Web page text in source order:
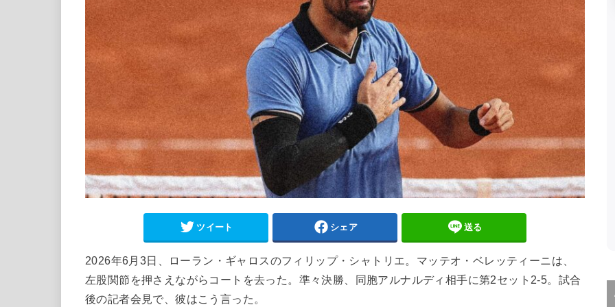
ツイート シェア 送る
2026年6月3日、ローラン・ギャロスのフィリップ・シャトリエ。マッテオ・ベレッティーニは、
左股関節を押さえながらコートを去った。準々決勝、同胞アルナルディ相手に第2セット2-5。試合
後の記者会見で、彼はこう言った。